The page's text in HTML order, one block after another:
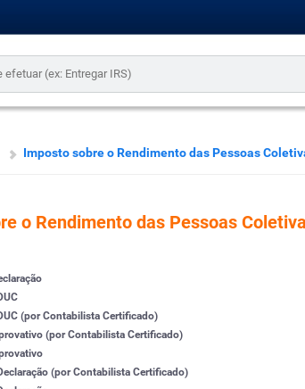
Imposto sobre o Rendimento das Pessoas
o Rendimento das Pessoas
(por Contabilista Certificado)
(por Contabilista Certificado)
(por Contabilista Certificado)